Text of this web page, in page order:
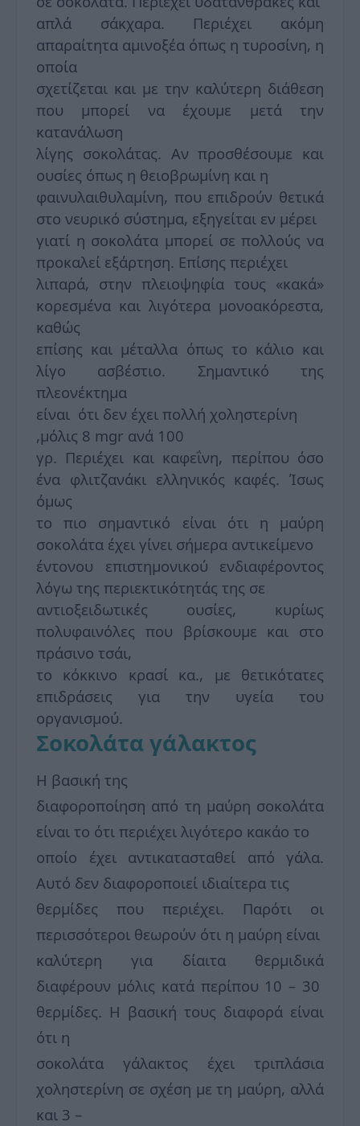
απλά σάκχαρα. Περιέχει ακόμη
απαραίτητα αμινοξέα όπως η τυροσίνη, η
οποία
σχετίζεται και με την καλύτερη διάθεση
που μπορεί να έχουμε μετά την
κατανάλωση
λίγης σοκολάτας. Αν προσθέσουμε και
ουσίες όπως η θειοβρωμίνη και η
φαινυλαιθυλαμίνη, που επιδρούν θετικά
στο νευρικό σύστημα, εξηγείται εν μέρει
γιατί η σοκολάτα μπορεί σε πολλούς να
προκαλεί εξάρτηση. Επίσης περιέχει
λιπαρά, στην πλειοψηφία τους «κακά»
κορεσμένα και λιγότερα μονοακόρεστα,
καθώς
επίσης και μέταλλα όπως το κάλιο και
λίγο ασβέστιο. Σημαντικό της
πλεονέκτημα
είναι ότι δεν έχει πολλή χοληστερίνη
,μόλις 8 mgr ανά 100
γρ. Περιέχει και καφεΐνη, περίπου όσο
ένα φλιτζανάκι ελληνικός καφές. Ίσως
όμως
το πιο σημαντικό είναι ότι η μαύρη
σοκολάτα έχει γίνει σήμερα αντικείμενο
έντονου επιστημονικού ενδιαφέροντος
λόγω της περιεκτικότητάς της σε
αντιοξειδωτικές ουσίες, κυρίως
πολυφαινόλες που βρίσκουμε και στο
πράσινο τσάι,
το κόκκινο κρασί κα., με θετικότατες
επιδράσεις για την υγεία του
οργανισμού.
Σοκολάτα γάλακτος
Η βασική της
διαφοροποίηση από τη μαύρη σοκολάτα
είναι το ότι περιέχει λιγότερο κακάο το
οποίο έχει αντικατασταθεί από γάλα.
Αυτό δεν διαφοροποιεί ιδιαίτερα τις
θερμίδες που περιέχει. Παρότι οι
περισσότεροι θεωρούν ότι η μαύρη είναι
καλύτερη για δίαιτα θερμιδικά
διαφέρουν μόλις κατά περίπου 10 – 30
θερμίδες. Η βασική τους διαφορά είναι
ότι η
σοκολάτα γάλακτος έχει τριπλάσια
χοληστερίνη σε σχέση με τη μαύρη, αλλά
και 3 –